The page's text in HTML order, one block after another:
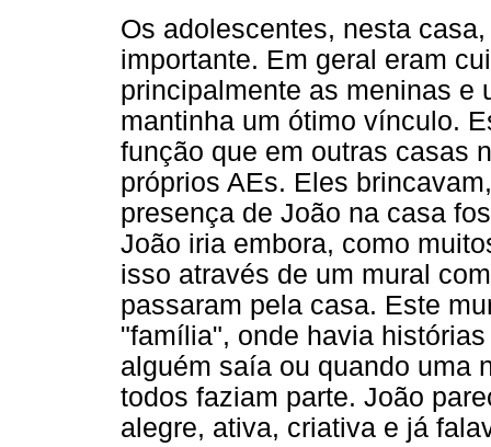
Os adolescentes, nesta
importante. Em geral eram
principalmente as meninas e
mantinha um ótimo vínculo.
função que em outras casas
próprios AEs. Eles
presença de João na casa
João iria embora, como
isso através de um mural
passaram pela casa. Este
"família", onde havia
alguém saía ou quando uma
todos faziam parte. João
alegre, ativa, criativa e já